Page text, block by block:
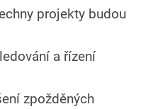
projekty budou
a řízení
zpožděných